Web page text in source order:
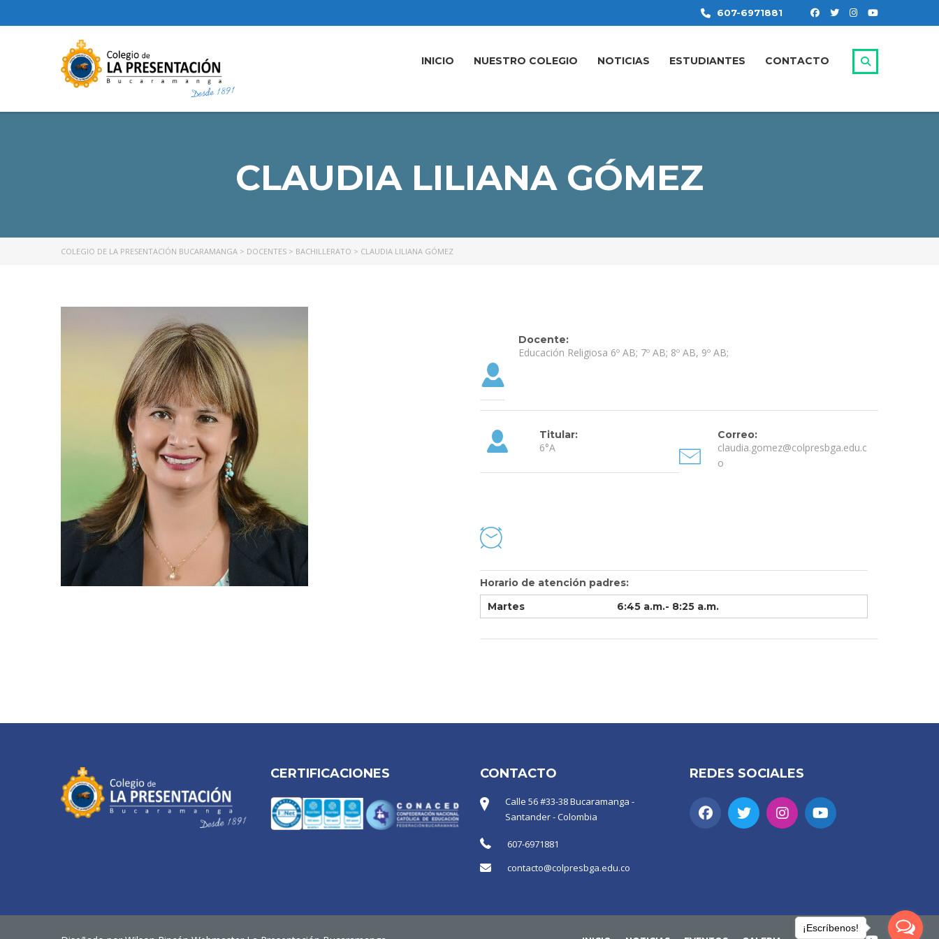
607-6971881
INICIO NUESTRO COLEGIO NOTICIAS ESTUDIANTES CONTACTO
CLAUDIA LILIANA GÓMEZ
COLEGIO DE LA PRESENTACIÓN BUCARAMANGA > DOCENTES > BACHILLERATO > CLAUDIA LILIANA GÓMEZ
Docente:
Educación Religiosa 6º AB; 7º AB; 8º AB, 9º AB;
Titular:
6°A
Correo:
claudia.gomez@colpresbga.edu.c
o
Horario de atención padres:
Martes
6:45 a.m.- 8:25 a.m.
CERTIFICACIONES CONTACTO
Calle 56 #33-38 Bucaramanga -
Santander - Colombia
607-6971881
contacto@colpresbga.edu.co
REDES SOCIALES
¡Escríbenos!